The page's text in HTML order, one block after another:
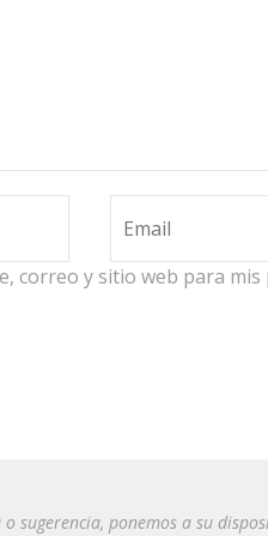
correo y sitio web para
sugerencia, ponemos a su